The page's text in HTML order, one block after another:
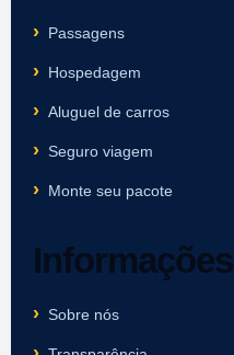
Passagens
Hospedagem
Aluguel de carros
Seguro viagem
Monte seu pacote
Informações
Sobre nós